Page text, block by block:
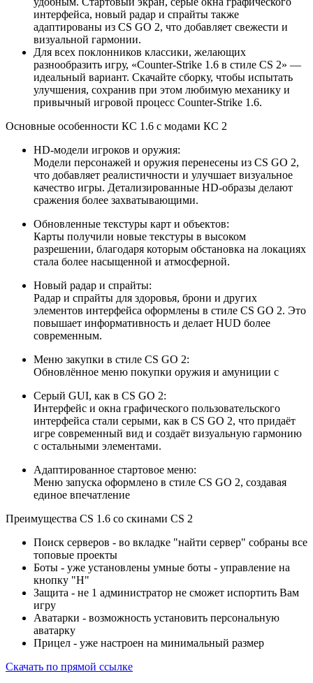
интерфейса, новый радар и спрайты также
адаптированы из CS GO 2, что добавляет свежести и
визуальной гармонии.
Для всех поклонников классики, желающих
разнообразить игру, «Counter-Strike 1.6 в стиле CS 2» —
идеальный вариант. Скачайте сборку, чтобы испытать
улучшения, сохранив при этом любимую механику и
привычный игровой процесс Counter-Strike 1.6.
Основные особенности КС 1.6 с модами КС 2
HD-модели игроков и оружия:
Модели персонажей и оружия перенесены из CS GO 2,
что добавляет реалистичности и улучшает визуальное
качество игры. Детализированные HD-образы делают
сражения более захватывающими.
Обновленные текстуры карт и объектов:
Карты получили новые текстуры в высоком
разрешении, благодаря которым обстановка на локациях
стала более насыщенной и атмосферной.
Новый радар и спрайты:
Радар и спрайты для здоровья, брони и других
элементов интерфейса оформлены в стиле CS GO 2. Это
повышает информативность и делает HUD более
современным.
Меню закупки в стиле CS GO 2:
Обновлённое меню покупки оружия и амуниции с
Серый GUI, как в CS GO 2:
Интерфейс и окна графического пользовательского
интерфейса стали серыми, как в CS GO 2, что придаёт
игре современный вид и создаёт визуальную гармонию
с остальными элементами.
Адаптированное стартовое меню:
Меню запуска оформлено в стиле CS GO 2, создавая
единое впечатление
Преимущества CS 1.6 со скинами CS 2
Поиск серверов - во вкладке "найти сервер" собраны все
топовые проекты
Боты - уже установлены умные боты - управление на
кнопку "H"
Защита - не 1 администратор не сможет испортить Вам
игру
Аватарки - возможность установить персональную
аватарку
Прицел - уже настроен на минимальный размер
Скачать по прямой ссылке